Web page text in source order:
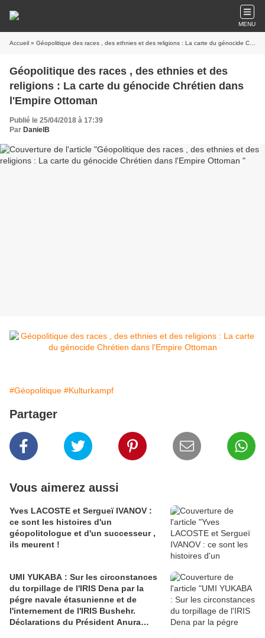
MENU
Accueil » Géopolitique des races , des ethnies et des religions : La carte du génocide Chrétien dans l'Empire Ottoman
Géopolitique des races , des ethnies et des
religions : La carte du génocide Chrétien dans
l'Empire Ottoman
Publié le 25/04/2018 à 17:39
Par DanielB
#Géopolitique #Kulturkampf
Partager
Vous aimerez aussi
Yves LACOSTE et Sergueï IVANOV :
ce sont les histoires d'un
géopolitologue et d'un successeur ,
ils meurent !
UMI YUKABA : Sur les circonstances
du torpillage de l'IRIS Dena par la
pégre navale étasunienne et de
l'internement de l'IRIS Bushehr.
Déclarations du Président Anura